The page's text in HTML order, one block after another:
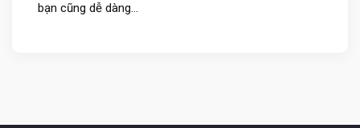
bạn cũng dễ dàng...